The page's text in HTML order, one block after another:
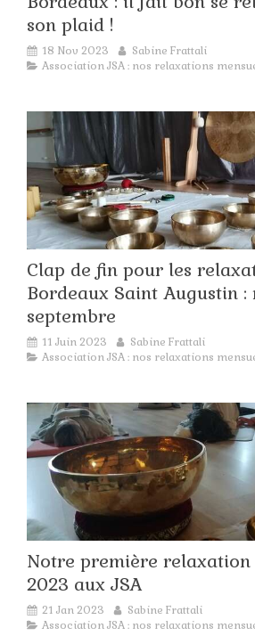
son plaid !
18 Nov 2023
Sabine Frattali
Association JSA : nos relaxations
Clap de fin pour les
Bordeaux Saint Augustin :
septembre
11 Juin 2023
Sabine Frattali
Association JSA : nos relaxations
Notre première relaxation
2023 aux JSA
21 Jan 2023
Sabine Frattali
Association JSA : nos relaxations